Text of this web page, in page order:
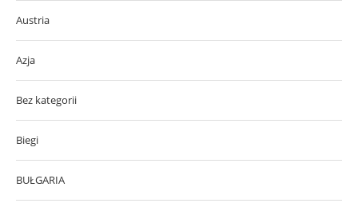
Austria
Azja
Bez kategorii
Biegi
BUŁGARIA